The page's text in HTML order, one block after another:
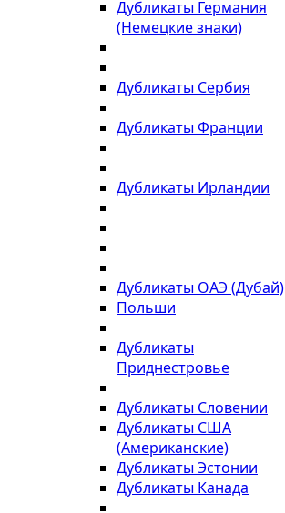
Дубликаты Германия
(Немецкие знаки)
Дубликаты Сербия
Дубликаты Франции
Дубликаты Ирландии
Дубликаты ОАЭ (Дубай)
Польши
Дубликаты
Приднестровье
Дубликаты Словении
Дубликаты США
(Американские)
Дубликаты Эстонии
Дубликаты Канада